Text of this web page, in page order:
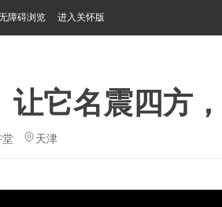
障碍浏览 进入关怀版
让它名震四方
天津